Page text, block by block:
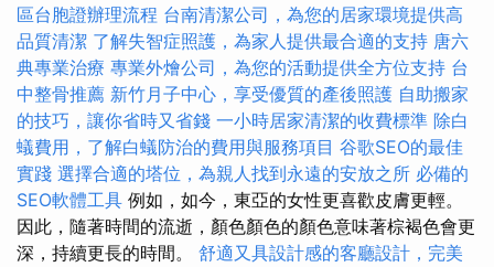
區台胞證辦理流程 台南清潔公司，為您的居家環境提供高
品質清潔 了解失智症照護，為家人提供最合適的支持 唐六
典專業治療 專業外燴公司，為您的活動提供全方位支持 台
中整骨推薦 新竹月子中心，享受優質的產後照護 自助搬家
的技巧，讓你省時又省錢 一小時居家清潔的收費標準 除白
蟻費用，了解白蟻防治的費用與服務項目 谷歌SEO的最佳
實踐 選擇合適的塔位，為親人找到永遠的安放之所 必備的
SEO軟體工具 例如，如今，東亞的女性更喜歡皮膚更輕。
因此，隨著時間的流逝，顏色顏色的顏色意味著棕褐色會更
深，持續更長的時間。 舒適又具設計感的客廳設計，完美